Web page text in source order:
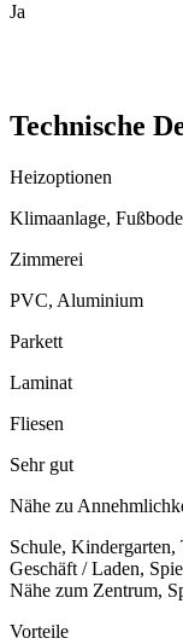
Ja
Technische
Heizoptionen
Klimaanlage,
Zimmerei
PVC, Aluminium
Parkett
Laminat
Fliesen
Sehr gut
Nähe zu
Schule, Kindergarten,
Geschäft / Laden,
Nähe zum Zentrum,
Vorteile